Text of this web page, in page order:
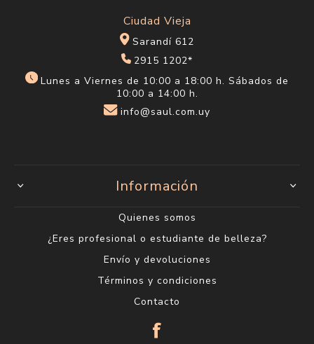
Ciudad Vieja
Sarandí 612
2915 1202*
Lunes a Viernes de 10:00 a 18:00 h. Sábados de
10:00 a 14:00 h.
info@saul.com.uy
Información
Quienes somos
¿Eres profesional o estudiante de belleza?
Envío y devoluciones
Términos y condiciones
Contacto